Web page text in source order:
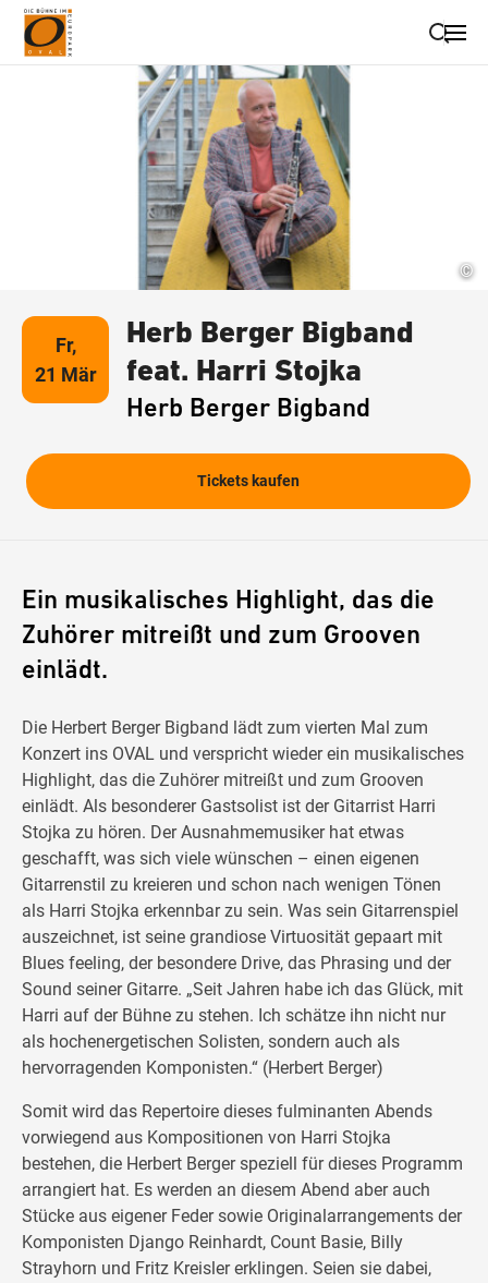
Suche schließen
Wegbeschreibung erhalten
©
Fr,
21 Mär
Herb Berger Bigband
feat. Harri Stojka
Herb Berger Bigband
Tickets kaufen
Ein musikalisches Highlight, das die
Zuhörer mitreißt und zum Grooven
einlädt.
Die Herbert Berger Bigband lädt zum vierten Mal zum
Konzert ins OVAL und verspricht wieder ein musikalisches
Highlight, das die Zuhörer mitreißt und zum Grooven
einlädt. Als besonderer Gastsolist ist der Gitarrist Harri
Stojka zu hören. Der Ausnahmemusiker hat etwas
geschafft, was sich viele wünschen – einen eigenen
Gitarrenstil zu kreieren und schon nach wenigen Tönen
als Harri Stojka erkennbar zu sein. Was sein Gitarrenspiel
auszeichnet, ist seine grandiose Virtuosität gepaart mit
Blues feeling, der besondere Drive, das Phrasing und der
Sound seiner Gitarre. „Seit Jahren habe ich das Glück, mit
Harri auf der Bühne zu stehen. Ich schätze ihn nicht nur
als hochenergetischen Solisten, sondern auch als
hervorragenden Komponisten.“ (Herbert Berger)
Somit wird das Repertoire dieses fulminanten Abends
vorwiegend aus Kompositionen von Harri Stojka
bestehen, die Herbert Berger speziell für dieses Programm
arrangiert hat. Es werden an diesem Abend aber auch
Stücke aus eigener Feder sowie Originalarrangements der
Komponisten Django Reinhardt, Count Basie, Billy
Strayhorn und Fritz Kreisler erklingen. Seien sie dabei,